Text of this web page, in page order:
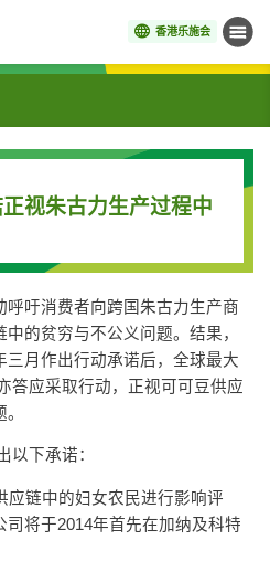
香港乐施会 菜单
视朱古力生产过程中
吁消费者向跨国朱古力生产商
的贫穷与不公义问题。结果，
月作出行动承诺后，全球最大
答应采取行动，正视可可豆供应
以下承诺：
应链中的妇女农民进行影响评
将于2014年首先在加纳及科特